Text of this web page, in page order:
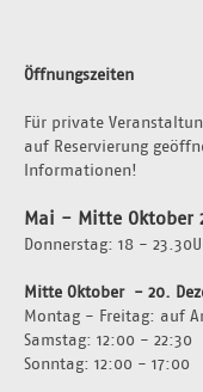
Öffnungszeiten
Für private
auf Reservierung
Informationen!
Mai - Mitte Oktober
Donnerstag: 18 -
Mitte Oktober  - 20.
Montag - Freitag: auf
Samstag: 12:00 - 22:30
Sonntag: 12:00 - 17:00